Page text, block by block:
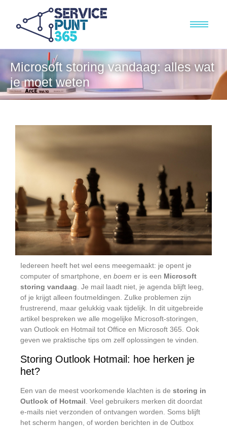
Microsoft storing vandaag: alles wat
je moet weten
Iedereen heeft het wel eens meegemaakt: je opent je
computer of smartphone, en boem er is een Microsoft
storing vandaag. Je mail laadt niet, je agenda blijft leeg,
of je krijgt alleen foutmeldingen. Zulke problemen zijn
frustrerend, maar gelukkig vaak tijdelijk. In dit uitgebreide
artikel bespreken we alle mogelijke Microsoft-storingen,
van Outlook en Hotmail tot Office en Microsoft 365. Ook
geven we praktische tips om zelf oplossingen te vinden.
Storing Outlook Hotmail: hoe herken je
het?
Een van de meest voorkomende klachten is de storing in
Outlook of Hotmail . Veel gebruikers merken dit doordat
e-mails niet verzonden of ontvangen worden. Soms blijft
het scherm hangen, of worden berichten in de Outbox